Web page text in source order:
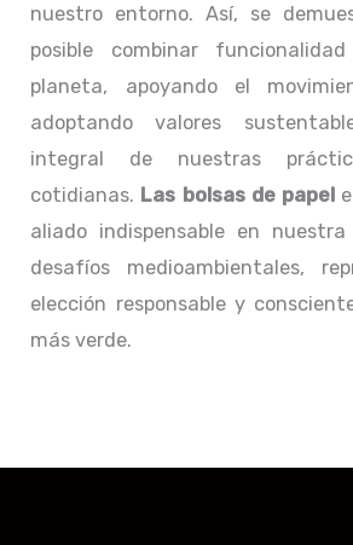
nuestro entorno. Así, se
posible combinar
planeta, apoyando el
adoptando valores
integral de nuestras
cotidianas. Las bolsas de papel
aliado indispensable en
desafíos medioambientales,
elección responsable y
más verde.